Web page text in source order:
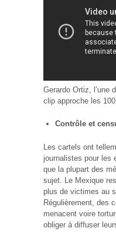
Gerardo Ortiz, l’une
clip approche les
Contrôle et
Les cartels ont
journalistes pour les
que la plupart des
sujet. Le Mexique
plus de victimes au
Régulièrement, des
menacent voire
obliger à diffuser